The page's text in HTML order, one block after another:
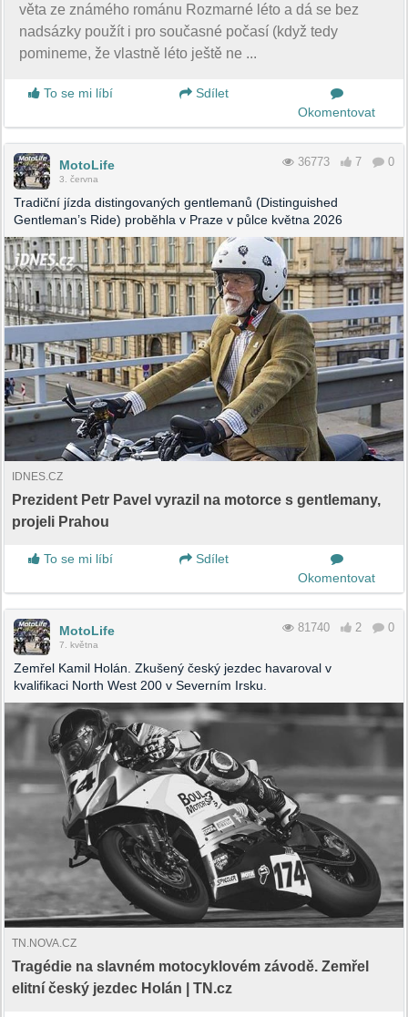
věta ze známého románu Rozmarné léto a dá se bez
nadsázky použít i pro současné počasí (když tedy
pomineme, že vlastně léto ještě ne ...
To se mi líbí
Sdílet
Okomentovat
MotoLife
3. června
36773 7 0
Tradiční jízda distingovaných gentlemanů (Distinguished
Gentleman’s Ride) proběhla v Praze v půlce května 2026
IDNES.CZ
Prezident Petr Pavel vyrazil na motorce s gentlemany,
projeli Prahou
To se mi líbí
Sdílet
Okomentovat
MotoLife
7. května
81740 2 0
Zemřel Kamil Holán. Zkušený český jezdec havaroval v
kvalifikaci North West 200 v Severním Irsku.
TN.NOVA.CZ
Tragédie na slavném motocyklovém závodě. Zemřel
elitní český jezdec Holán | TN.cz